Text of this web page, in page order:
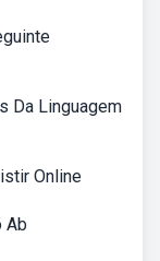
Da Linguagem
Online
Ab